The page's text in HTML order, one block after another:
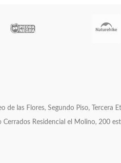
las Flores, Segundo Piso, Tercera
Residencial el Molino, 200